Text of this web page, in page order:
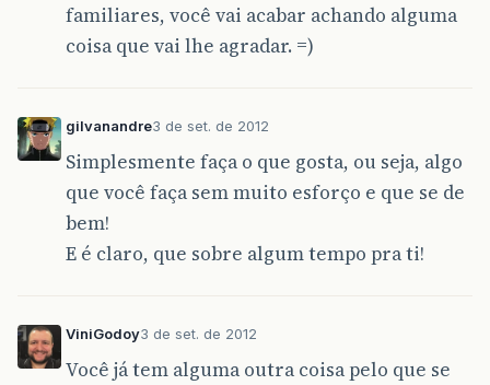
familiares, você vai acabar achando alguma
coisa que vai lhe agradar. =)
gilvanandre3 de set. de 2012
Simplesmente faça o que gosta, ou seja, algo
que você faça sem muito esforço e que se de
bem!
E é claro, que sobre algum tempo pra ti!
ViniGodoy3 de set. de 2012
Você já tem alguma outra coisa pelo que se